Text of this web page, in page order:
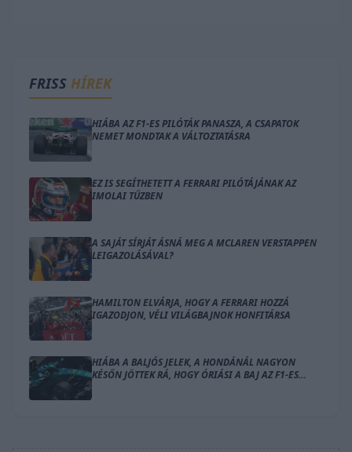
FRISS HÍREK
HIÁBA AZ F1-ES PILÓTÁK PANASZA, A CSAPATOK
NEMET MONDTAK A VÁLTOZTATÁSRA
EZ IS SEGÍTHETETT A FERRARI PILÓTÁJÁNAK AZ
IMOLAI TŰZBEN
A SAJÁT SÍRJÁT ÁSNÁ MEG A MCLAREN VERSTAPPEN
LEIGAZOLÁSÁVAL?
HAMILTON ELVÁRJA, HOGY A FERRARI HOZZÁ
IGAZODJON, VÉLI VILÁGBAJNOK HONFITÁRSA
HIÁBA A BALJÓS JELEK, A HONDÁNÁL NAGYON
KÉSŐN JÖTTEK RÁ, HOGY ÓRIÁSI A BAJ AZ F1-ES